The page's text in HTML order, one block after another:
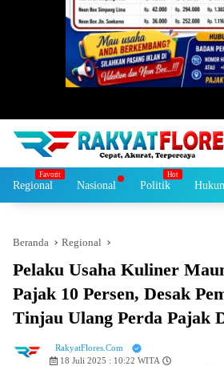
Regional Nasional Politik
Beranda Regional
Pelaku Usaha Kuliner
Pajak 10 Persen, Desak
Tinjau Ulang Perda Pajak
RakyatFlores.Com
18 Juli 2025 : 10:22 WITA